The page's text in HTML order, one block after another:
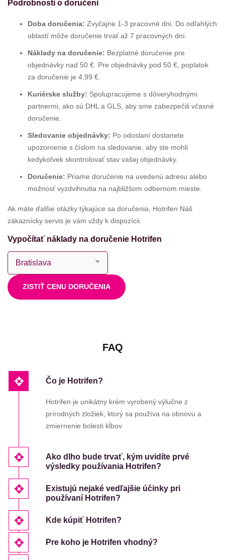
Podrobnosti o doručení
Doba doručenia: Zvyčajne 1-3 pracovné dni. Do odľahlých
oblastí môže doručenie trvať až 7 pracovných dní.
Náklady na doručenie: Bezplatné doručenie pre
objednávky nad 50 €. Pre objednávky pod 50 €, poplatok
za doručenie je 4,99 €.
Kuriérske služby: Spolupracujeme s dôveryhodnými
partnermi, ako sú DHL a GLS, aby sme zabezpečili včasné
doručenie.
Sledovanie objednávky: Po odoslaní dostanete
upozornenie s číslom na sledovanie, aby ste mohli
kedykoľvek skontrolovať stav vašej objednávky.
Doručenie: Priame doručenie na uvedenú adresu alebo
možnosť vyzdvihnutia na najbližšom odbernom mieste.
Ak máte ďalšie otázky týkajúce sa doručenia, Hotrifen Náš
zákaznícky servis je vám vždy k dispozícii.
Vypočítať náklady na doručenie Hotrifen
ZISTIŤ CENU DORUČENIA
FAQ
Čo je Hotrifen?
Hotrifen je unikátny krém vyrobený výlučne z
prírodných zložiek, ktorý sa používa na obnovu a
zmiernenie bolesti kĺbov
Ako dlho bude trvať, kým uvidíte prvé
výsledky používania Hotrifen?
Existujú nejaké vedľajšie účinky pri
používaní Hotrifen?
Kde kúpiť Hotrifen?
Pre koho je Hotrifen vhodný?